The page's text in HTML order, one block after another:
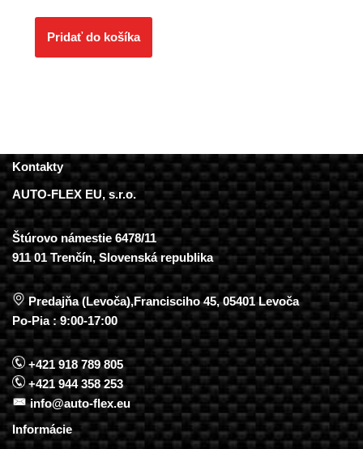
Pridať do košíka
Kontakty
AUTO-FLEX EU, s.r.o.
Štúrovo námestie 6478/11
911 01 Trenčín, Slovenská republika
Predajňa (Levoča),Francisciho 45, 05401 Levoča
Po-Pia : 9:00-17:00
+421 918 789 805
+421 944 358 253
info@auto-flex.eu
Informácie